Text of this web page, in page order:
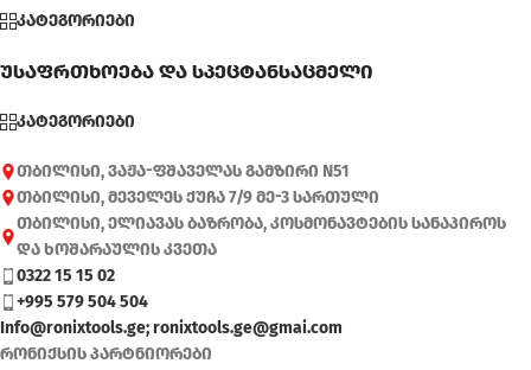
კატეგორიები
უსაფრთხოება და სპეცტანსაცმელი
კატეგორიები
თბილისი, ვაჟა-ფშაველას გამზირი N51
თბილისი, მეველეს ქუჩა 7/9 მე-3 სართული
თბილისი, ელიავას ბაზრობა, კოსმონავტების სანაპიროს
და ხოშარაულის კვეთა
0322 15 15 02
+995 579 504 504
Info@ronixtools.ge; ronixtools.ge@gmai.com
რონიქსის პარტნიორები